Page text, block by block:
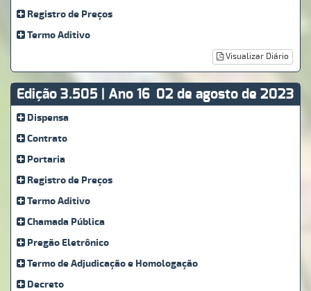
Registro de Preços
Termo Aditivo
Visualizar Diário
Edição 3.505 | Ano 16 02 de agosto de 2023
Dispensa
Contrato
Portaria
Registro de Preços
Termo Aditivo
Chamada Pública
Pregão Eletrônico
Termo de Adjudicação e Homologação
Decreto